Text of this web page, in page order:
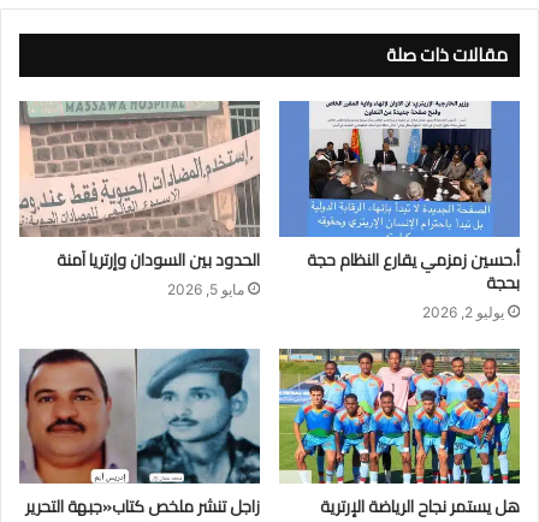
مقالات ذات صلة
أ.حسين زمزمي يقارع النظام حجة
بحجة
يوليو 2, 2026
الحدود بين السودان وإرتريا آمنة
مايو 5, 2026
هل يستمر نجاح الرياضة الإرترية زاجل تنشر ملخص كتاب«جبهة التحرير